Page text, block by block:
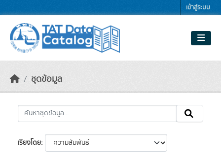
เข้าสู่ระบบ
ชุดข้อมูล
เรียงโดย